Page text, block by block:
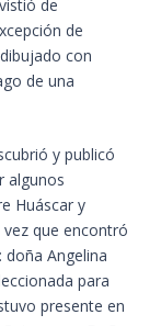
de
de
con
de una
y publicó
algunos
Huáscar y
que encontró
Angelina
para
presente en